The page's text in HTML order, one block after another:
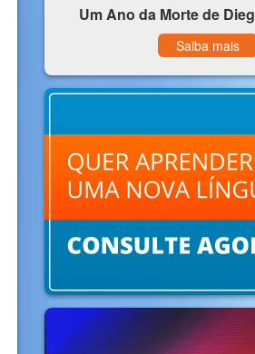
Um Ano da Morte de
Saiba mais